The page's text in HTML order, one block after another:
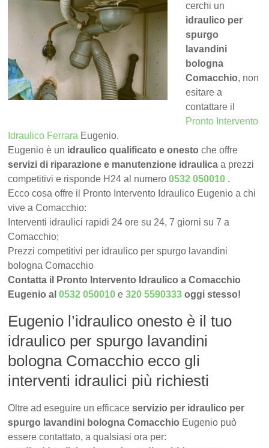
cerchi un
idraulico per
spurgo
lavandini
bologna
Comacchio, non
esitare a
contattare il
Pronto Intervento
Idraulico Ferrara Eugenio.
Eugenio è un idraulico qualificato e onesto che offre
servizi di riparazione e manutenzione idraulica a prezzi
competitivi e risponde H24 al numero0532 050010 .
Ecco cosa offre il Pronto Intervento Idraulico Eugenio a chi
vive a Comacchio:
Interventi idraulici rapidi 24 ore su 24, 7 giorni su 7 a
Comacchio;
Prezzi competitivi per idraulico per spurgo lavandini
bologna Comacchio
Contatta il Pronto Intervento Idraulico a Comacchio
Eugenio al0532 050010 e320 5590333 oggi stesso!
Eugenio l’idraulico onesto è il tuo
idraulico per spurgo lavandini
bologna Comacchio ecco gli
interventi idraulici più richiesti
Oltre ad eseguire un efficaceservizio per idraulico per
spurgo lavandini bologna Comacchio Eugenio può
essere contattato, a qualsiasi ora per: